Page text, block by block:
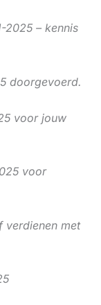
2025 – kennis
doorgevoerd.
voor jouw
voor
verdienen met